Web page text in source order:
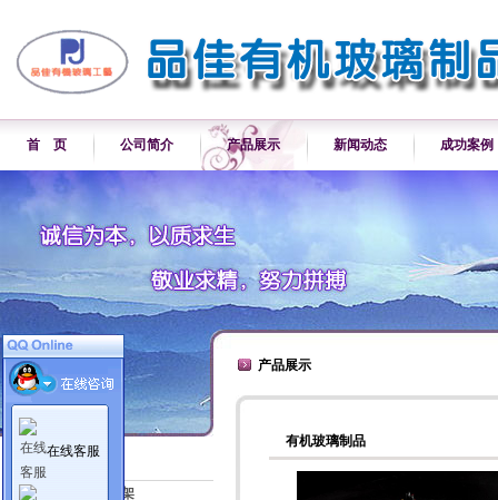
首 页 公司简介 产品展示 新闻动态 成功案例
产品展示
各类产品展示架
产品展示
有机玻璃制品
在线客服